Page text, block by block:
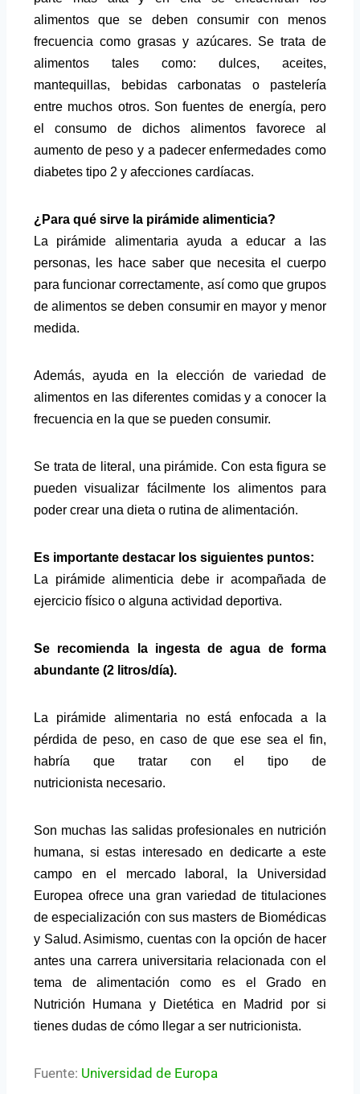
alimentos que se deben consumir con menos
frecuencia como grasas y azúcares. Se trata de
alimentos tales como: dulces, aceites,
mantequillas, bebidas carbonatas o pastelería
entre muchos otros. Son fuentes de energía, pero
el consumo de dichos alimentos favorece al
aumento de peso y a padecer enfermedades como
diabetes tipo 2 y afecciones cardíacas.
¿Para qué sirve la pirámide alimenticia?
La pirámide alimentaria ayuda a educar a las
personas, les hace saber que necesita el cuerpo
para funcionar correctamente, así como que grupos
de alimentos se deben consumir en mayor y menor
medida.
Además, ayuda en la elección de variedad de
alimentos en las diferentes comidas y a conocer la
frecuencia en la que se pueden consumir.
Se trata de literal, una pirámide. Con esta figura se
pueden visualizar fácilmente los alimentos para
poder crear una dieta o rutina de alimentación.
Es importante destacar los siguientes puntos:
La pirámide alimenticia debe ir acompañada de
ejercicio físico o alguna actividad deportiva.
Se recomienda la ingesta de agua de forma
abundante (2 litros/día).
La pirámide alimentaria no está enfocada a la
pérdida de peso, en caso de que ese sea el fin,
habría que tratar con el tipo de
nutricionista necesario.
Son muchas las salidas profesionales en nutrición
humana, si estas interesado en dedicarte a este
campo en el mercado laboral, la Universidad
Europea ofrece una gran variedad de titulaciones
de especialización con sus masters de Biomédicas
y Salud. Asimismo, cuentas con la opción de hacer
antes una carrera universitaria relacionada con el
tema de alimentación como es el Grado en
Nutrición Humana y Dietética en Madrid por si
tienes dudas de cómo llegar a ser nutricionista.
Fuente: Universidad de Europa